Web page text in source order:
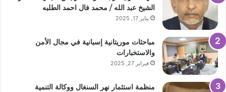
الشيخ عبد الله / محمد فال احمد الطلبه
يناير 17, 2025
مباحثات موريتانية إسبانية في مجال الأمن
والاستخبارات
فبراير 27, 2025
منظمة استثمار نهر السنغال ووكالة التنمية